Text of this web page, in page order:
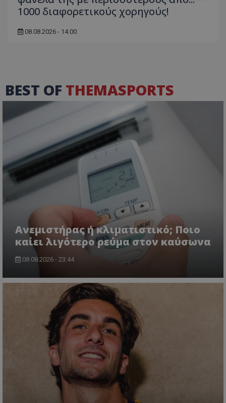
1000 διαφορετικούς χορηγούς!
08.08.2026 - 14:00
BEST OF THEMASPORTS
Ανεμιστήρας ή κλιματιστικό; Ποιο
καίει λιγότερο ρεύμα στον καύσωνα
08.08.2026 - 23:44